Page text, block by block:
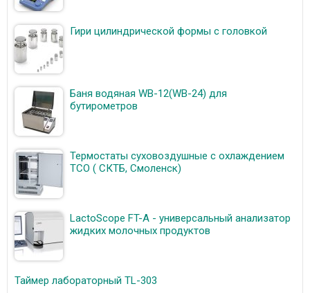
Гири цилиндрической формы с головкой
Баня водяная WB-12(WB-24) для
бутирометров
Термостаты суховоздушные с охлаждением
ТСО ( СКТБ, Смоленск)
LactoScope FT-A - универсальный анализатор
жидких молочных продуктов
Таймер лабораторный TL-303